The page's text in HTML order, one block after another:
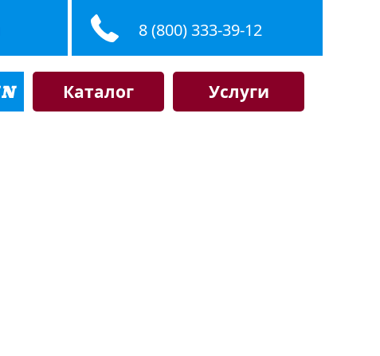
8 (800) 333-39-12
Каталог Услуги